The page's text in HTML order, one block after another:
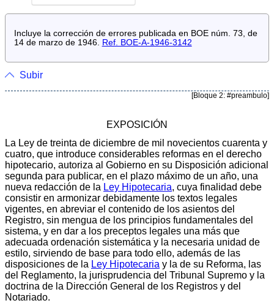
Incluye la corrección de errores publicada en BOE núm. 73, de
14 de marzo de 1946.
Ref. BOE-A-1946-3142
Subir
[Bloque 2: #preambulo]
EXPOSICIÓN
La Ley de treinta de diciembre de mil novecientos cuarenta y
cuatro, que introduce considerables reformas en el derecho
hipotecario, autoriza al Gobierno en su Disposición adicional
segunda para publicar, en el plazo máximo de un año, una
nueva redacción de la Ley Hipotecaria, cuya finalidad debe
consistir en armonizar debidamente los textos legales
vigentes, en abreviar el contenido de los asientos del
Registro, sin mengua de los principios fundamentales del
sistema, y en dar a los preceptos legales una más que
adecuada ordenación sistemática y la necesaria unidad de
estilo, sirviendo de base para todo ello, además de las
disposiciones de la Ley Hipotecaria y la de su Reforma, las
del Reglamento, la jurisprudencia del Tribunal Supremo y la
doctrina de la Dirección General de los Registros y del
Notariado.